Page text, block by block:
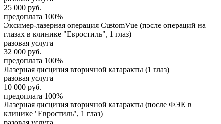
25 000 руб.
предоплата 100%
Эксимер-лазерная операция CustomVue (после операций на
глазах в клинике "Евростиль", 1 глаз)
разовая услуга
32 000 руб.
предоплата 100%
Лазерная дисцизия вторичной катаракты (1 глаз)
разовая услуга
10 000 руб.
предоплата 100%
Лазерная дисцизия вторичной катаракты (после ФЭК в
клинике "Евростиль", 1 глаз)
разовая услуга